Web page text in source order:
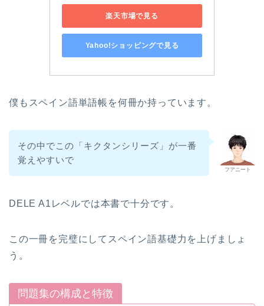
楽天市場で見る
Yahoo!ショッピングで見る
僕もスペイン語単語帳を何冊か持っています。
フアニート
その中でこの「キクタンシリーズ」が一番
覚えやすいで
DELE A1レベルでは本書で十分です。
この一冊を完璧にしてスペイン語基礎力を上げましょ
う。
問題集の構成と特徴